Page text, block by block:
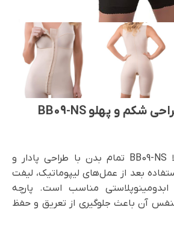
گن بعد از عمل جراحی شکم و پهلو BB09-NS
گن شکم پهلو ایزاولا BB09-NS تمام بدن با طراحی پادار و
بعد از عمل‌های لیپوماتیک، لیفت
ابدومینوپلاستی مناسب است. پارچه
تنفس آن باعث جلوگیری از تعریق و حفظ